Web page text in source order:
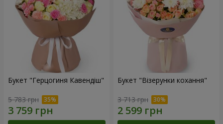
Букет "Герцогиня Кавендіш"
5 783 грн
Букет "Візерунки кохання"
3 713 грн